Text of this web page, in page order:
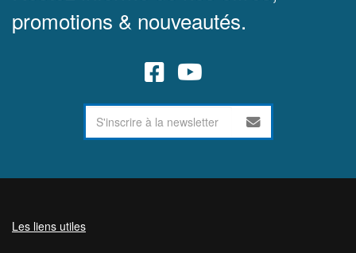
promotions & nouveautés.
Les liens utiles